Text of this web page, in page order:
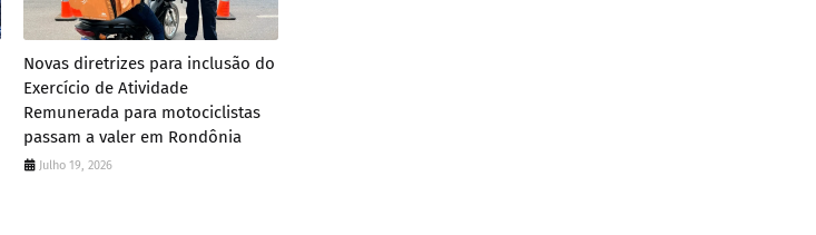
Novas diretrizes para inclusão do
Exercício de Atividade
Remunerada para motociclistas
passam a valer em Rondônia
Julho 19, 2026